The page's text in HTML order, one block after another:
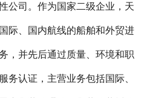
公司。作为国家二级企业，天
际、国内航线的船舶和外贸进
，并先后通过质量、环境和职
务认证，主营业务包括国际、